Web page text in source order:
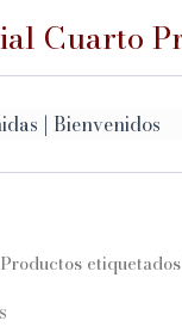
Cuarto
| Bienvenidos
etiquetados